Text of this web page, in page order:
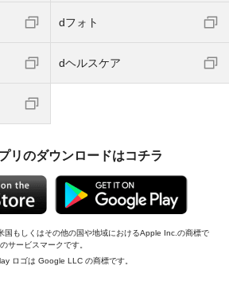
dフォト
dヘルスケア
リのダウンロードはコチラ
もしくはその他の国や地域におけるApple Inc.の商標で
サービスマークです。
ロゴは Google LLC の商標です。